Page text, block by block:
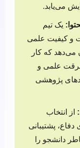
می‌یابد.
یک تیم
و کیفیت علمی
می‌دهد که کار
علمی و
پژوهشی
از انتخاب
پشتیبانی
دانشجو را